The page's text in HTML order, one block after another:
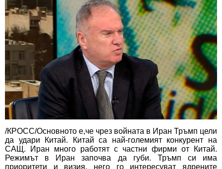
/КРОСС/Основното е,че чрез войната в Иран Тръмп цели
да удари Китай. Китай са най-големият конкурент на
САЩ. Иран много работят с частни фирми от Китай.
Режимът в Иран започва да губи. Тръмп си има
приоритети и визия, него го интересуват ядрените